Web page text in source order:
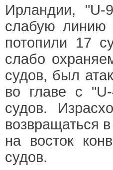
Ирландии, "U-
слабую линию
потопили 17
слабо
судов, был
во главе с
судов.
возвращаться
на восток
судов.